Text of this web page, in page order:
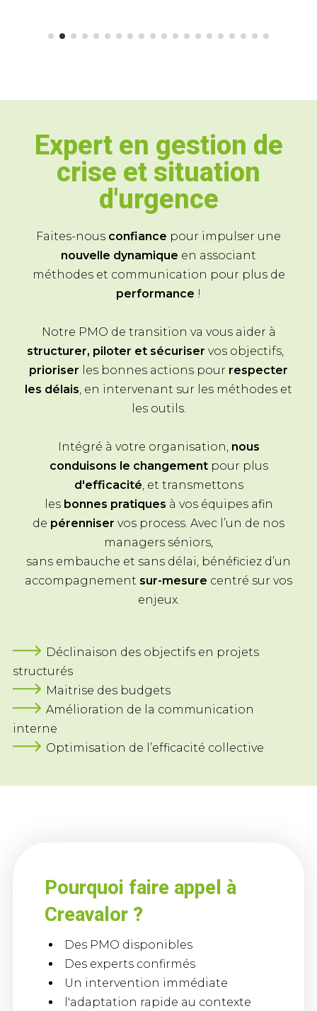
Expert en gestion de
crise et situation
d'urgence
Faites-nous confiance pour impulser une
nouvelle dynamique en associant
méthodes et communication pour plus de
performance !
Notre PMO de transition va vous aider à
structurer, piloter et sécuriser vos objectifs,
prioriser les bonnes actions pour respecter
les délais, en intervenant sur les méthodes et
les outils.
Intégré à votre organisation, nous
conduisons le changementpour plus
d'efficacité, et transmettons
les bonnes pratiques à vos équipes afin
de pérenniser vos process. Avec l’un de nos
managers séniors,
sans embauche et sans délai, bénéficiez d’un
accompagnement sur-mesure centré sur vos
enjeux.
Déclinaison des objectifs en projets
structurés
Maitrise des budgets
Amélioration de la communication
interne
Optimisation de l’efficacité collective
Pourquoi faire appel à
Creavalor ?
Des PMO disponibles
Des experts confirmés
Un intervention immédiate
l'adaptation rapide au contexte